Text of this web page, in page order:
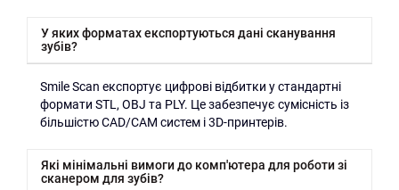
У яких форматах експортуються дані сканування
зубів?
Smile Scan експортує цифрові відбитки у стандартні
формати STL, OBJ та PLY. Це забезпечує сумісність із
більшістю CAD/CAM систем і 3D-принтерів.
Які мінімальні вимоги до комп'ютера для роботи зі
сканером для зубів?